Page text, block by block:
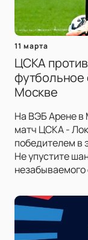
11 марта
ЦСКА
футбольное
Москве
На ВЭБ Арене в
матч ЦСКА -
победителем в
Не упустите
незабываемого